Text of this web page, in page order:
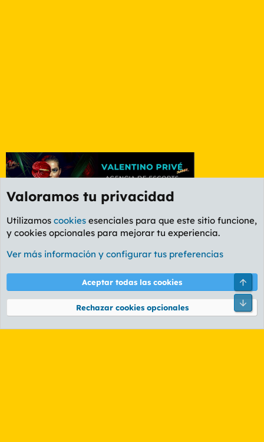
Etiquetas
Cookies
PL OLDSTYLE AMARILLO
Términos y reglas Política de privacidad Ayuda
Community platform by XenForo® © 2010-2026 XenForo Ltd.
Valoramos tu privacidad
Utilizamos cookies esenciales para que este sitio funcione,
y cookies opcionales para mejorar tu experiencia.
Ver más información y configurar tus preferencias
Aceptar todas las cookies
Rechazar cookies opcionales
Pie